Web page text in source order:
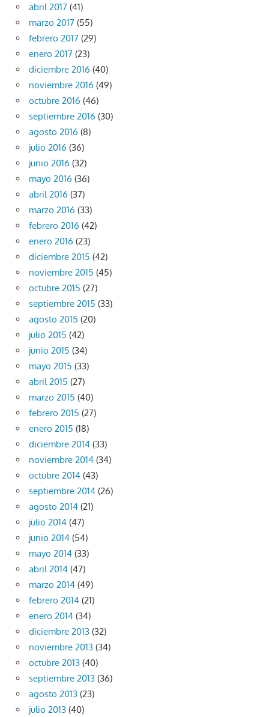
abril 2017 (41)
marzo 2017 (55)
febrero 2017 (29)
enero 2017 (23)
diciembre 2016 (40)
noviembre 2016 (49)
octubre 2016 (46)
septiembre 2016 (30)
agosto 2016 (8)
julio 2016 (36)
junio 2016 (32)
mayo 2016 (36)
abril 2016 (37)
marzo 2016 (33)
febrero 2016 (42)
enero 2016 (23)
diciembre 2015 (42)
noviembre 2015 (45)
octubre 2015 (27)
septiembre 2015 (33)
agosto 2015 (20)
julio 2015 (42)
junio 2015 (34)
mayo 2015 (33)
abril 2015 (27)
marzo 2015 (40)
febrero 2015 (27)
enero 2015 (18)
diciembre 2014 (33)
noviembre 2014 (34)
octubre 2014 (43)
septiembre 2014 (26)
agosto 2014 (21)
julio 2014 (47)
junio 2014 (54)
mayo 2014 (33)
abril 2014 (47)
marzo 2014 (49)
febrero 2014 (21)
enero 2014 (34)
diciembre 2013 (32)
noviembre 2013 (34)
octubre 2013 (40)
septiembre 2013 (36)
agosto 2013 (23)
julio 2013 (40)